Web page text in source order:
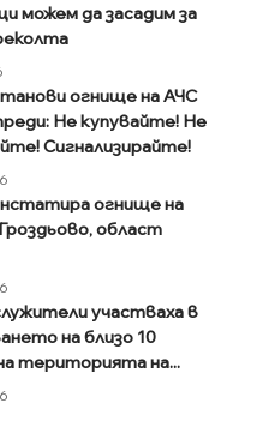
можем да засадим за
огнище на АЧС
Не купувайте! Не
Сигнализирайте!
огнище на
област
участваха в
на близо 10
територията на...